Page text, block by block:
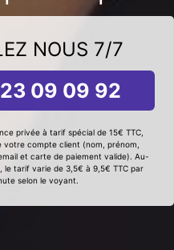
NOUS 7/7
09 09 92
privée à tarif spécial de 15€ TTC,
votre compte client (nom, prénom,
et carte de paiement valide). Au-
le tarif varie de 3,5€ à 9,5€ TTC par
selon le voyant.